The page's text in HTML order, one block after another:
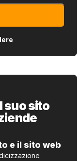
suo sito
e il sito web